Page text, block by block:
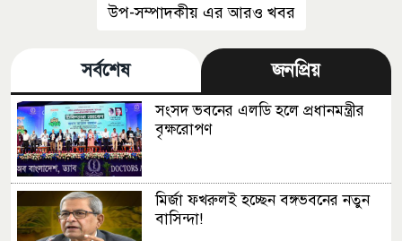
উপ-সম্পাদকীয় এর আরও খবর
সর্বশেষ জনপ্রিয়
সংসদ ভবনের এলডি হলে প্রধানমন্ত্রীর
বৃক্ষরোপণ
মির্জা ফখরুলই হচ্ছেন বঙ্গভবনের নতুন
বাসিন্দা!